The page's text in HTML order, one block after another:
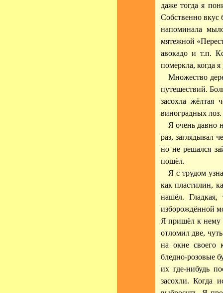
даже тогда я
Собственно вкус
напоминала
мятежной
авокадо и т.п.
померкла, когда
Множество
путешествий.
засохла жёлтая
виноградных
Я очень давно
раз, заглядывал
но не решался
пошёл.
Я с трудом
как пластилин,
нашёл. Гладкая,
изборождённой
Я пришёл к нему
отломил две,
на окне своего
бледно-розовые
их где-нибудь
засохли. Когда